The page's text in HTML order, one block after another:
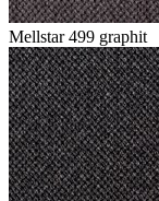
Mellstar 499 graphit